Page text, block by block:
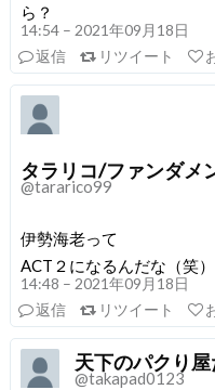
ら？
14:54 – 2021年09月18日
返信
リツイート
タラリコ/ファンダメ
@tararico99
伊勢海老って
ACT２になるんだな（笑）
14:48 – 2021年09月18日
返信
リツイート
天下のパクり
@takapad0123